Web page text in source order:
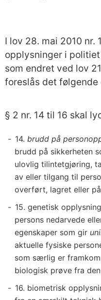
I lov 28. mai 2010 nr.
opplysninger i
som endret ved lov
foreslås det følgende
§ 2 nr. 14 til 16 skal
14. brudd på
brudd på sikkerheten
ulovlig tilintetgjøring,
av eller tilgang til
overført, lagret eller
15. genetisk
persons nedarvede
egenskaper som gir
aktuelle fysiske
som særlig er
biologisk prøve fra
16. biometrisk